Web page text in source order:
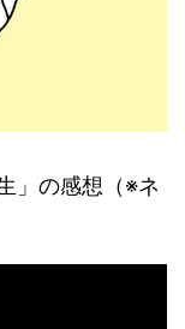
」の感想（※ネ